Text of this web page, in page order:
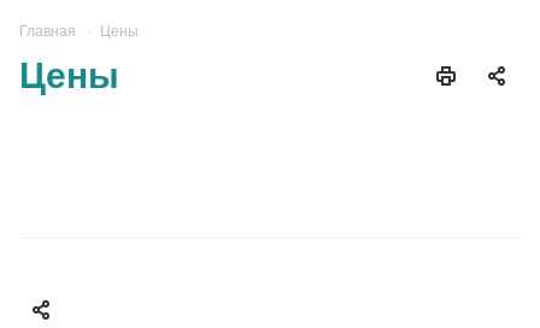
Главная Цены
Цены